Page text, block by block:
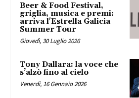
Beer & Food Festival,
griglia, musica e premi:
arriva l'Estrella Galicia
Summer Tour
Giovedì, 30 Luglio 2026
Tony Dallara: la voce che
s’alzò fino al cielo
Venerdì, 16 Gennaio 2026